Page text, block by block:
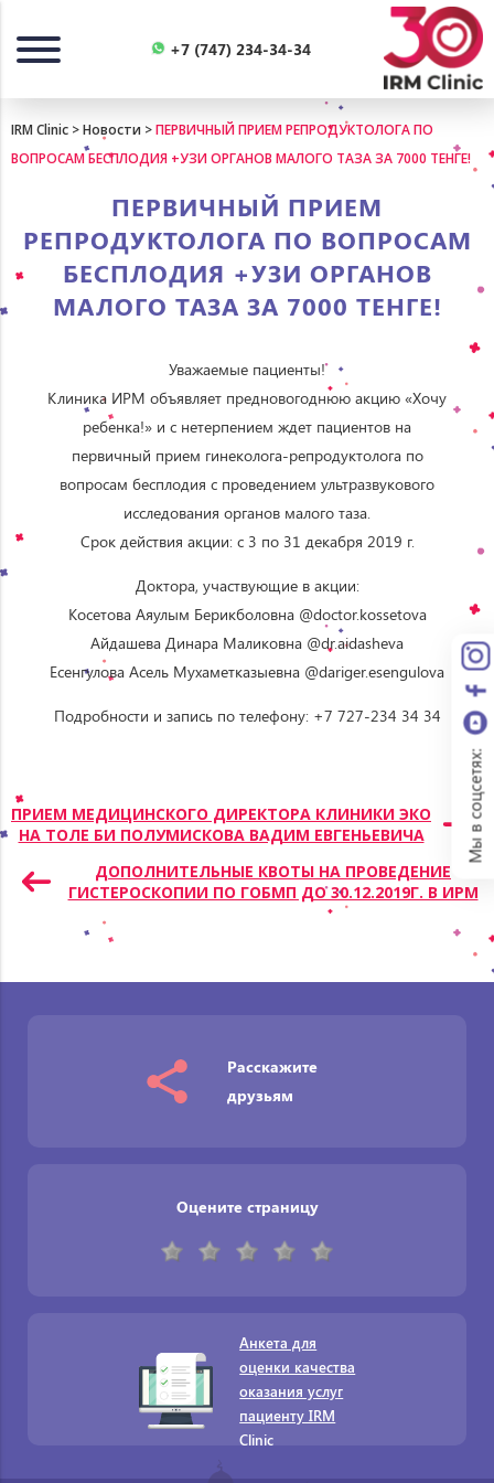
+7 (747) 234-34-34
IRM Clinic >Новости >ПЕРВИЧНЫЙ ПРИЕМ РЕПРОДУКТОЛОГА ПО
ВОПРОСАМ БЕСПЛОДИЯ +УЗИ ОРГАНОВ МАЛОГО ТАЗА ЗА 7000 ТЕНГЕ!
ПЕРВИЧНЫЙ ПРИЕМ
РЕПРОДУКТОЛОГА ПО ВОПРОСАМ
БЕСПЛОДИЯ +УЗИ ОРГАНОВ
МАЛОГО ТАЗА ЗА 7000 ТЕНГЕ!
Уважаемые пациенты!
Клиника ИРМ объявляет предновогоднюю акцию «Хочу
ребенка!» и с нетерпением ждет пациентов на
первичный прием гинеколога-репродуктолога по
вопросам бесплодия с проведением ультразвукового
исследования органов малого таза.
Срок действия акции: с 3 по 31 декабря 2019 г.
Доктора, участвующие в акции:
Косетова Аяулым Берикболовна @doctor.kossetova
Айдашева Динара Маликовна @dr.aidasheva
Есенгулова Асель Мухаметказыевна @dariger.esengulova
Подробности и запись по телефону: +7 727-234 34 34
Навигация
по
записям
ПРИЕМ МЕДИЦИНСКОГО ДИРЕКТОРА КЛИНИКИ ЭКО
НА ТОЛЕ БИ ПОЛУМИСКОВА ВАДИМ ЕВГЕНЬЕВИЧА
ДОПОЛНИТЕЛЬНЫЕ КВОТЫ НА ПРОВЕДЕНИЕ
ГИСТЕРОСКОПИИ ПО ГОБМП ДО 30.12.2019Г. В ИРМ
Расскажите
друзьям
Оцените страницу
Анкета для
оценки качества
оказания услуг
пациенту IRM
Clinic
Мы в соцсетях: